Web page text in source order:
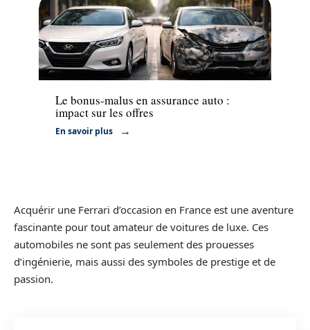
Assurance
Le bonus-malus en assurance auto :
impact sur les offres
En savoir plus
Acquérir une Ferrari d’occasion en France est une aventure
fascinante pour tout amateur de voitures de luxe. Ces
automobiles ne sont pas seulement des prouesses
d’ingénierie, mais aussi des symboles de prestige et de
passion.